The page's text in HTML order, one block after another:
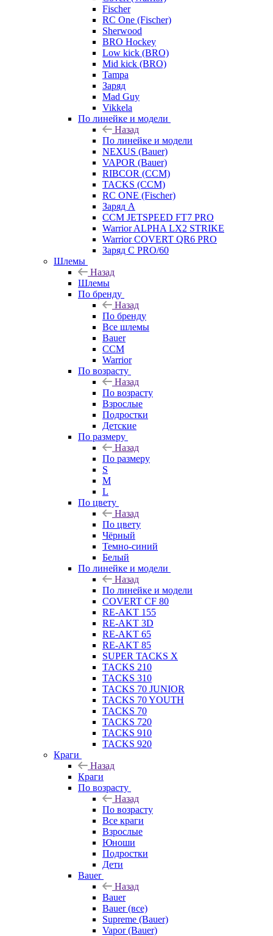
Fischer
RC One (Fischer)
Sherwood
BRO Hockey
Low kick (BRO)
Mid kick (BRO)
Tampa
Заряд
Mad Guy
Vikkela
По линейке и модели
Назад
По линейке и модели
NEXUS (Bauer)
VAPOR (Bauer)
RIBCOR (CCM)
TACKS (CCM)
RC ONE (Fischer)
Заряд А
CCM JETSPEED FT7 PRO
Warrior ALPHA LX2 STRIKE
Warrior COVERT QR6 PRO
Заряд С PRO/60
Шлемы
Назад
Шлемы
По бренду
Назад
По бренду
Все шлемы
Bauer
CCM
Warrior
По возрасту
Назад
По возрасту
Взрослые
Подростки
Детские
По размеру
Назад
По размеру
S
M
L
По цвету
Назад
По цвету
Чёрный
Темно-синий
Белый
По линейке и модели
Назад
По линейке и модели
COVERT CF 80
RE-AKT 155
RE-AKT 3D
RE-AKT 65
RE-AKT 85
SUPER TACKS X
TACKS 210
TACKS 310
TACKS 70 JUNIOR
TACKS 70 YOUTH
TACKS 70
TACKS 720
TACKS 910
TACKS 920
Краги
Назад
Краги
По возрасту
Назад
По возрасту
Все краги
Взрослые
Юноши
Подростки
Дети
Bauer
Назад
Bauer
Bauer (все)
Supreme (Bauer)
Vapor (Bauer)